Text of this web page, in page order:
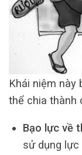
Khái niệm này
thể chia thành
Bạo lực về
sử dụng